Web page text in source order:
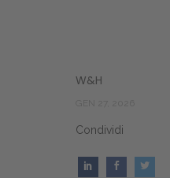
W&H
Condividi